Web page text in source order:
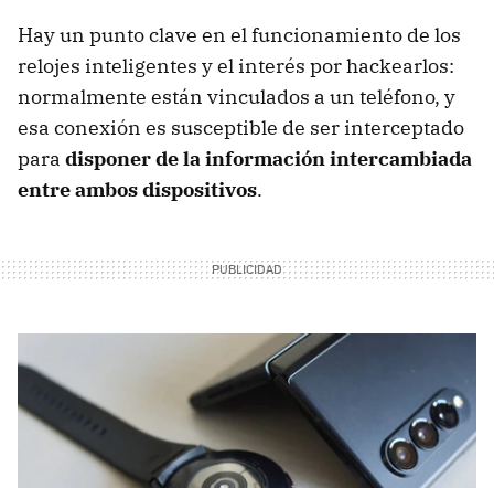
Hay un punto clave en el funcionamiento de los
relojes inteligentes y el interés por hackearlos:
normalmente están vinculados a un teléfono, y
esa conexión es susceptible de ser interceptado
para disponer de la información intercambiada
entre ambos dispositivos.